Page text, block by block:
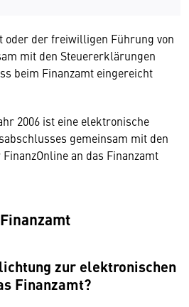
der freiwilligen Führung von
mit den Steuererklärungen
beim Finanzamt eingereicht
2006 ist eine elektronische
gemeinsam mit den
an das Finanzamt
zur elektronischen
Finanzamt?